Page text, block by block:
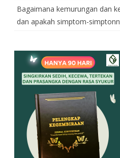
Bagaimana kemurungan dan
dan apakah simptom-